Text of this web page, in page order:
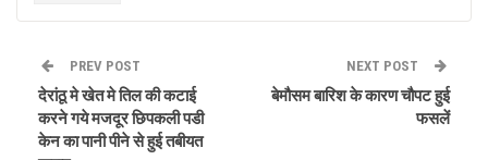
PREV POST
देरांठू मे खेत मे तिल की कटाई
करने गये मजदूर छिपकली पडी
केन का पानी पीने से हुई तबीयत
NEXT POST
बेमौसम बारिश के कारण चौपट हुई
फसलें